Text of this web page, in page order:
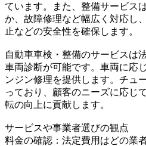
ています。また、整備サービス
か、故障修理など幅広く対応し
止などの安全性を確保します。
自動車車検・整備のサービスは
車両診断が可能です。車両に応
ンジン修理を提供します。チュ
っており、顧客のニーズに応じ
転の向上に貢献します。
サービスや事業者選びの観点
料金の確認：法定費用はどの業